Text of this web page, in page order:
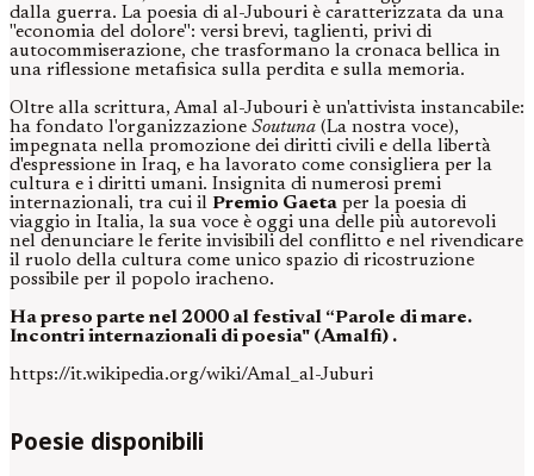
dalla guerra. La poesia di al-Jubouri è caratterizzata da una
"economia del dolore": versi brevi, taglienti, privi di
autocommiserazione, che trasformano la cronaca bellica in
una riflessione metafisica sulla perdita e sulla memoria.
Oltre alla scrittura, Amal al-Jubouri è un'attivista instancabile:
ha fondato l'organizzazione Soutuna (La nostra voce),
impegnata nella promozione dei diritti civili e della libertà
d'espressione in Iraq, e ha lavorato come consigliera per la
cultura e i diritti umani. Insignita di numerosi premi
internazionali, tra cui il Premio Gaeta per la poesia di
viaggio in Italia, la sua voce è oggi una delle più autorevoli
nel denunciare le ferite invisibili del conflitto e nel rivendicare
il ruolo della cultura come unico spazio di ricostruzione
possibile per il popolo iracheno.
Ha preso parte nel 2000 al festival “Parole di mare.
Incontri internazionali di poesia" (Amalfi) .
https://it.wikipedia.org/wiki/Amal_al-Juburi
Poesie disponibili